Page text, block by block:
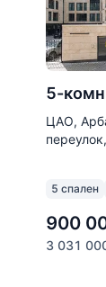
5-
ЦАО,
5 спален
900
3 031